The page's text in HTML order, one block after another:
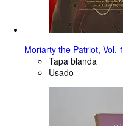
Moriarty the Patriot, Vol. 1
Tapa blanda
Usado